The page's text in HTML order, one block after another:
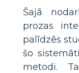
Šajā
prozas
palīdzēs
šo
metodi.